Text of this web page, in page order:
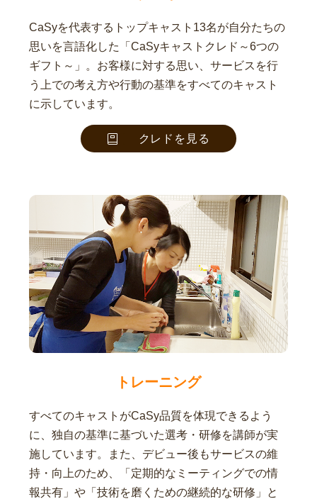
CaSyを代表するトップキャスト13名が自分たちの
思いを言語化した「CaSyキャストクレド～6つの
ギフト～」。お客様に対する思い、サービスを行
う上での考え方や行動の基準をすべてのキャスト
に示しています。
クレドを見る
トレーニング
すべてのキャストがCaSy品質を体現できるよう
に、独自の基準に基づいた選考・研修を講師が実
施しています。また、デビュー後もサービスの維
持・向上のため、「定期的なミーティングでの情
報共有」や「技術を磨くための継続的な研修」と